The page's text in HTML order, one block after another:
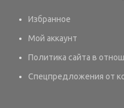
Избранное
Мой аккаунт
Политика сайта в
Спецпредложения от